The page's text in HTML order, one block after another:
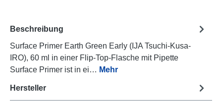
Beschreibung
Surface Primer Earth Green Early (IJA Tsuchi-Kusa-
IRO), 60 ml in einer Flip-Top-Flasche mit Pipette
Surface Primer ist in ei… Mehr
Hersteller